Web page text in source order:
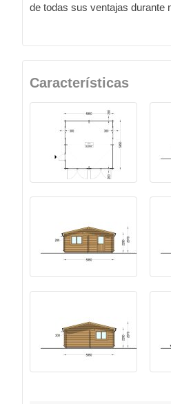
de todas sus ventajas durante
Características